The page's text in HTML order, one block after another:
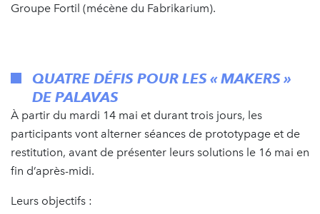
Groupe Fortil (mécène du Fabrikarium).
QUATRE DÉFIS POUR LES « MAKERS »
DE PALAVAS
À partir du mardi 14 mai et durant trois jours, les
participants vont alterner séances de prototypage et de
restitution, avant de présenter leurs solutions le 16 mai en
fin d’après-midi.
Leurs objectifs :